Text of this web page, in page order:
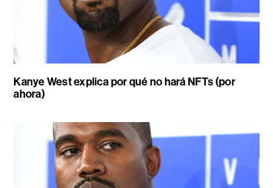
Kanye West explica por qué no hará NFTs (por
ahora)